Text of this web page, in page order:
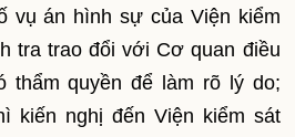
vụ án hình sự của Viện kiểm
tra trao đổi với Cơ quan điều
thẩm quyền để làm rõ lý do;
kiến nghị đến Viện kiểm sát